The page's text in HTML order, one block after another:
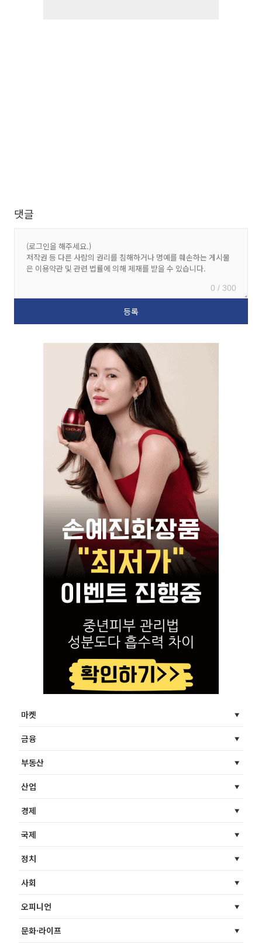
댓글
0 / 300
마켓
금융
부동산
산업
경제
국제
정치
사회
오피니언
문화·라이프